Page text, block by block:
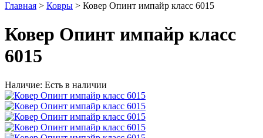
Главная > Ковры > Ковер Опинт импайр класс 6015
Ковер Опинт импайр класс
6015
Наличие: Есть в наличии